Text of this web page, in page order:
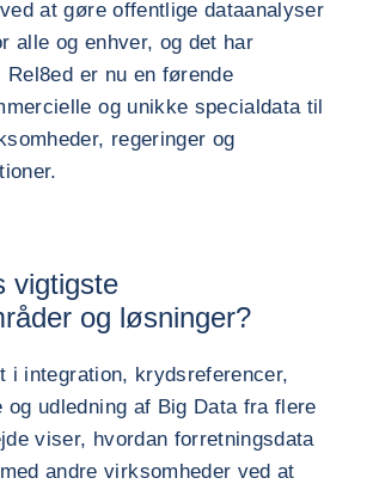
at gøre offentlige dataanalyser
alle og enhver, og det har
er nu en førende
og unikke specialdata til
regeringer og
vigtigste
og løsninger?
i integration, krydsreferencer,
udledning af Big Data fra flere
viser, hvordan forretningsdata
andre virksomheder ved at